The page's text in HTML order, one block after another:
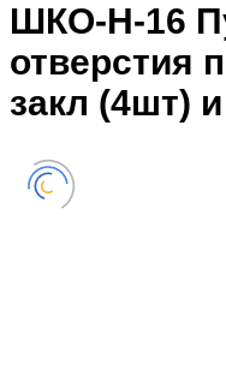
ШКО-Н-16
отверстия
закл (4шт)